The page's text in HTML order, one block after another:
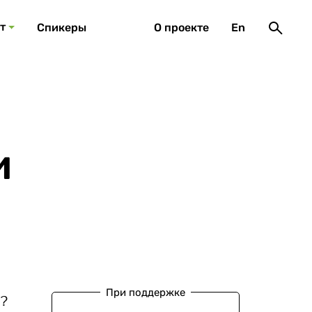
Спикеры О проекте En
При поддержке